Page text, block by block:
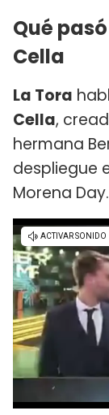
Qué
Cella
La Tora
Cella,
hermana
despliegue
Morena Day.